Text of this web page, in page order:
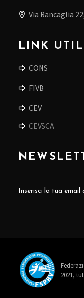
Via Rancaglia
LINK
CONS
FIVB
CEV
CEVSCA
2021,